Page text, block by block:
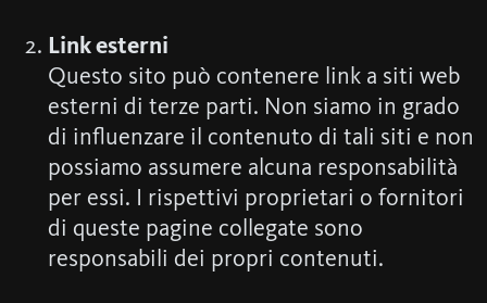
Link esterni
Questo sito può contenere link a siti web
esterni di terze parti. Non siamo in grado
di influenzare il contenuto di tali siti e non
possiamo assumere alcuna responsabilità
per essi. I rispettivi proprietari o fornitori
di queste pagine collegate sono
responsabili dei propri contenuti.